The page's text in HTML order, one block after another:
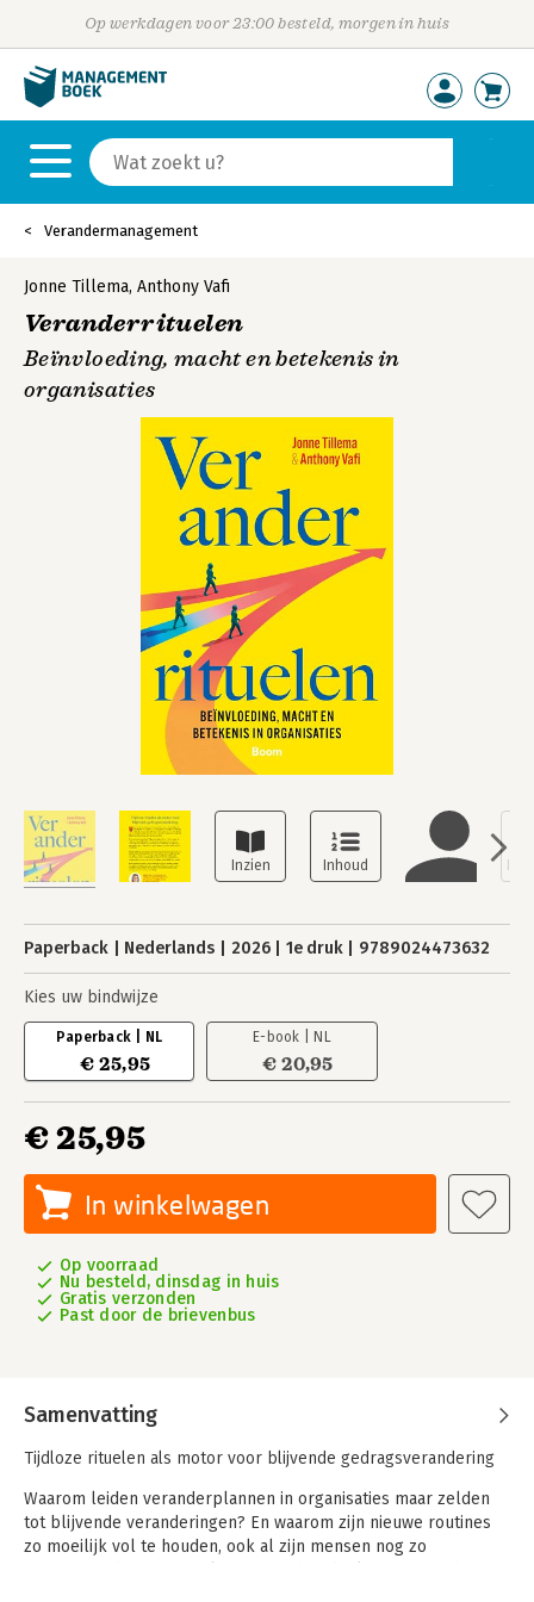
Op werkdagen voor 23:00 besteld, morgen in huis
Verandermanagement
Jonne Tillema, Anthony Vafi
Veranderrituelen
Beïnvloeding, macht en betekenis in
organisaties
Paperback Nederlands 2026 1e druk 9789024473632
Kies uw bindwijze
Paperback | NL
€ 25,95
E-book | NL
€ 20,95
€ 25,95
In winkelwagen
Op voorraad
Nu besteld, dinsdag in huis
Gratis verzonden
Past door de brievenbus
Samenvatting
Tijdloze rituelen als motor voor blijvende gedragsverandering
Waarom leiden veranderplannen in organisaties maar zelden
tot blijvende veranderingen? En waarom zijn nieuwe routines
zo moeilijk vol te houden, ook al zijn mensen nog zo